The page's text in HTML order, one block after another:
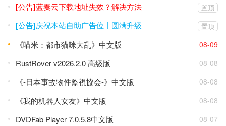
[公告]蓝奏云下载地址失效？解决方法 置顶
[公告]庆祝本站自助广告位丨圆满升级 置顶
《喵米：都市猫咪大乱》中文版 08-09
RustRover v2026.2.0 高级版 08-08
《-日本事故物件監視協会-》中文版 08-08
《我的机器人女友》中文版 08-08
DVDFab Player 7.0.5.8中文版 08-07